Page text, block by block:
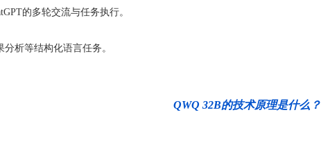
的多轮交流与任务执行。
析等结构化语言任务。
QWQ 32B的技术原理是什么？